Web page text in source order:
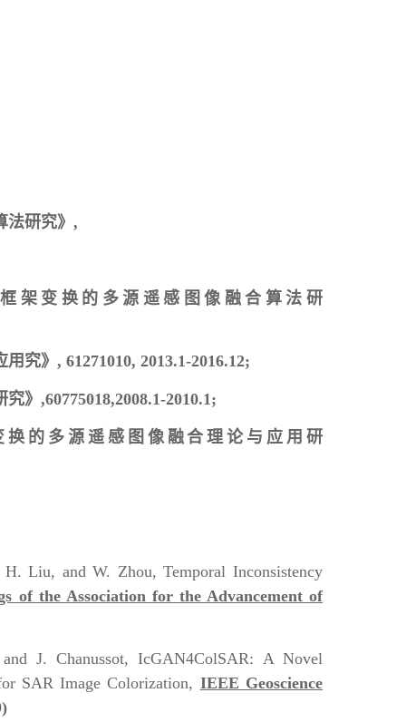
法研究》,
架变换的多源遥感图像融合算法研
究》, 61271010, 2013.1-2016.12;
》,60775018,2008.1-2010.1;
的多源遥感图像融合理论与应用研
Liu, and W. Zhou, Temporal Inconsistency
of the Association for the Advancement of
J. Chanussot, IcGAN4ColSAR: A Novel
SAR Image Colorization, IEEE Geoscience